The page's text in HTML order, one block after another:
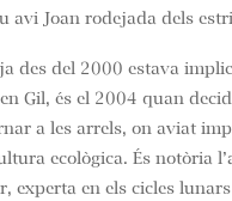
avi Joan rodejada dels
des del 2000 estava
Gil, és el 2004 quan
a les arrels, on aviat
ecològica. És notòria
experta en els cicles